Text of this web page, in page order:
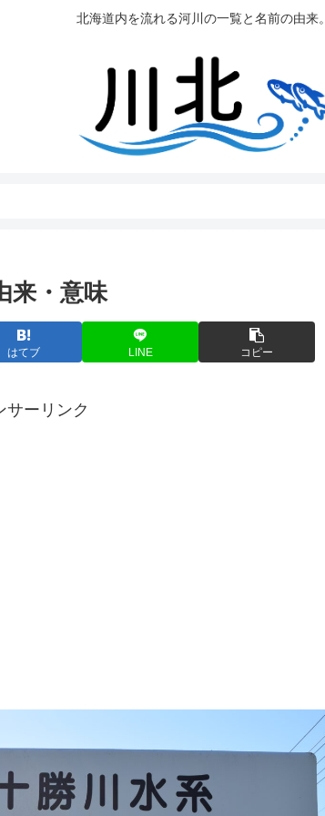
北海道内を流れる河川の一覧と名前の由来。
来・意味
はてブ LINE コピー
サーリンク